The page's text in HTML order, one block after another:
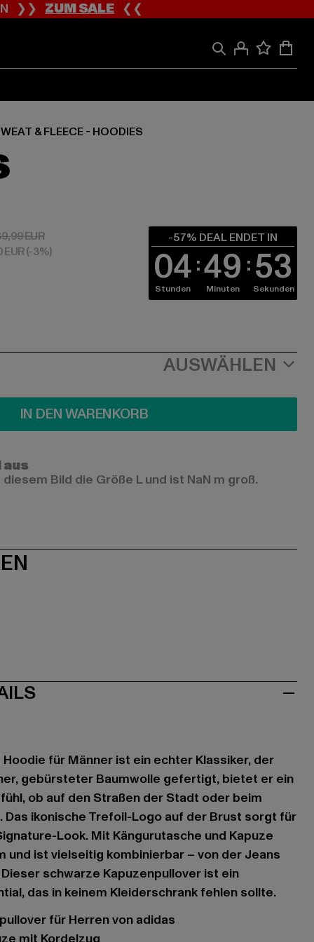
❯❯ZUM SALE❮❮
& FLEECE - HOODIES
EUR
EURAktionspreis: 89,99 EUR
(-3%)
-57% DEAL ENDET IN
04
Stunden 49
Minuten 52
Sekunden
AUSWÄHLEN
IN DEN WARENKORB
Bild die Größe L und ist NaN m groß.
für Männer ist ein echter Klassiker, der
gebürsteter Baumwolle gefertigt, bietet er ein
ob auf den Straßen der Stadt oder beim
Das ikonische Trefoil-Logo auf der Brust sorgt für
Look. Mit Kängurutasche und Kapuze
und ist vielseitig kombinierbar – von der Jeans
schwarze Kapuzenpullover ist ein
das in keinem Kleiderschrank fehlen sollte.
für Herren von adidas